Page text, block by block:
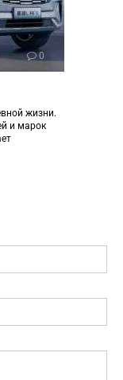
0
жизни.
и марок